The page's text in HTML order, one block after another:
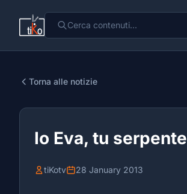
Torna alle notizie
Io Eva, tu serpente
tiKotv 28 January 2013